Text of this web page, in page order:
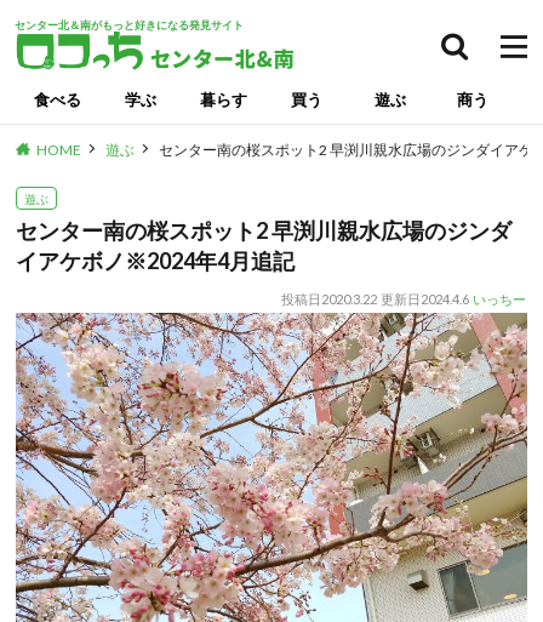
センター北＆南がもっと好きになる発見サイト
食べる 学ぶ 暮らす 買う 遊ぶ 商う
HOME 遊ぶ センター南の桜スポット2 早渕川親水広場のジンダイア
遊ぶ
センター南の桜スポット2 早渕川親水広場のジンダ
イアケボノ※2024年4月追記
投稿日 2020.3.22 更新日 2024.4.6 いっちー